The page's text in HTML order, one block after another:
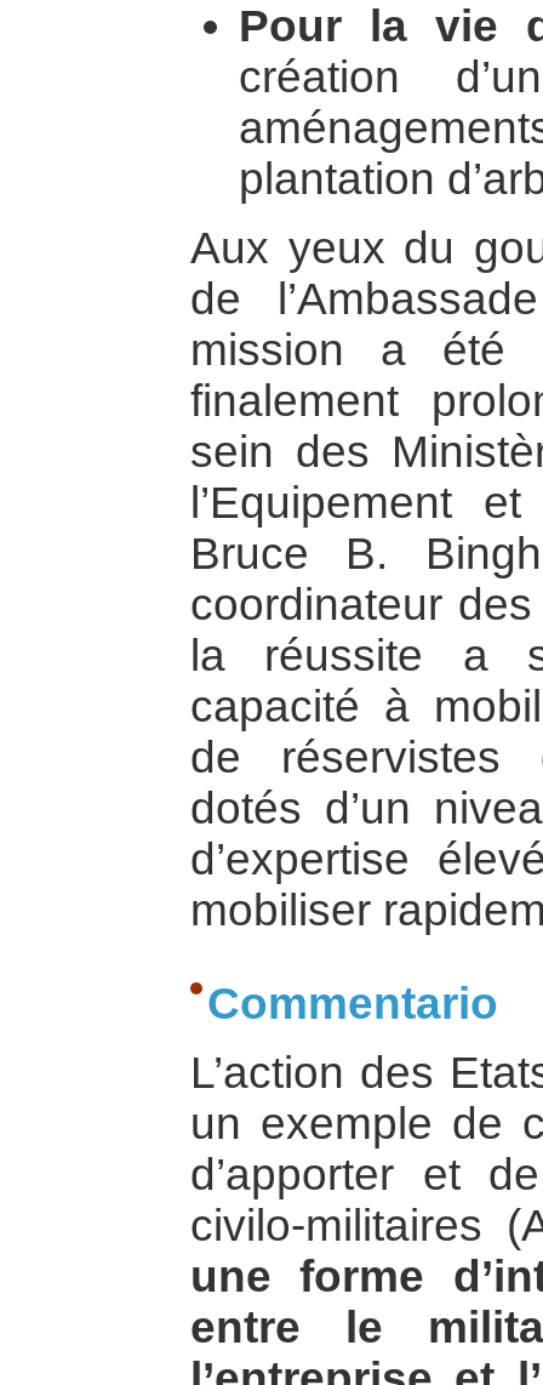
Pour la vie
création
plantation
Aux yeux du
de
mission a été
finalement
sein des
l’Equipement
Bruce B.
coordinateur
la réussite a
capacité à
de réservistes
dotés d’un
d’expertise
mobiliser
Commentario
L’action des
un exemple de
d’apporter et
civilo-militaires
une forme
entre le